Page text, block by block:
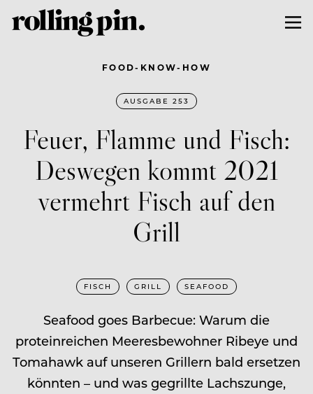
FOOD-KNOW-HOW
AUSGABE 253
Feuer, Flamme und Fisch:
Deswegen kommt 2021
vermehrt Fisch auf den
Grill
FISCH GRILL SEAFOOD
Seafood goes Barbecue: Wa­rum die
proteinreichen Meeresbewohner Ribeye und
Toma­hawk auf unseren Grillern bald ersetzen
könnten – und was gegrillte Lachszunge,